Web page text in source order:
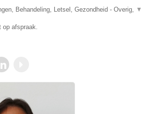
Behandeling, Letsel, Gezondheid - Overig, ▼
op afspraak.